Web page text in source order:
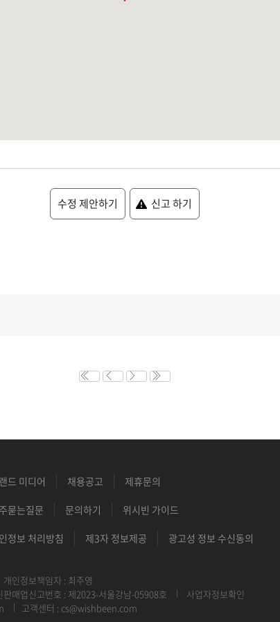
수정 제안하기 신고 하기
드 미디어 채용공고 제휴문의
묻는질문 문의하기 위시빈 가이드
정보 처리방침 제3자 정보제공 광고성 정보 수신동의
개인정보책임자 : 최주영
판매업신고번호 : 제2023-서울강남-05908호
사업자정보확인
고객센터 : cs@wishbeen.com